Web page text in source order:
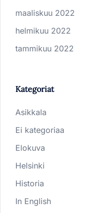
maaliskuu 2022
helmikuu 2022
tammikuu 2022
Kategoriat
Asikkala
Ei kategoriaa
Elokuva
Helsinki
Historia
In English